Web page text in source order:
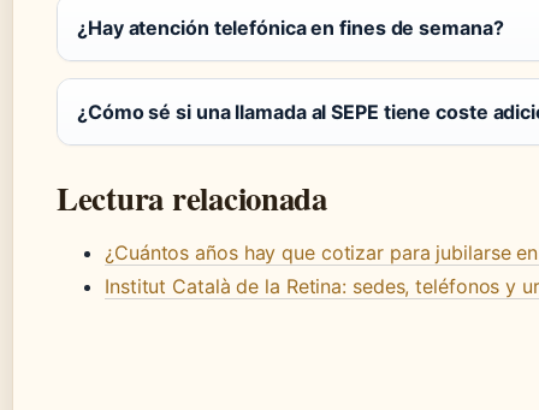
¿Hay atención telefónica en fines de semana?
¿Cómo sé si una llamada al SEPE tiene coste
Lectura relacionada
¿Cuántos años hay que cotizar para jubilarse
Institut Català de la Retina: sedes, teléfonos y